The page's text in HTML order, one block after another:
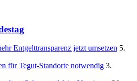
Entgelttransparenz jetzt umsetzen 5.
für Tegut-Standorte notwendig 3.